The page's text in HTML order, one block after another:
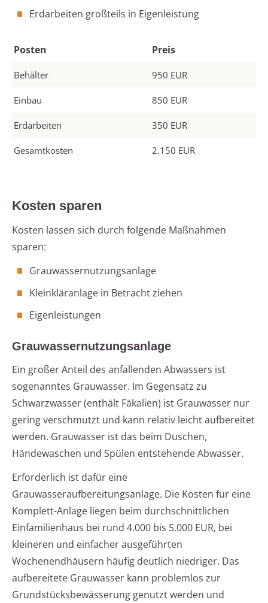
Erdarbeiten großteils in Eigenleistung
Posten Preis
Behälter 950 EUR
Einbau 850 EUR
Erdarbeiten 350 EUR
Gesamtkosten 2.150 EUR
Kosten sparen
Kosten lassen sich durch folgende Maßnahmen
sparen:
Grauwassernutzungsanlage
Kleinkläranlage in Betracht ziehen
Eigenleistungen
Grauwassernutzungsanlage
Ein großer Anteil des anfallenden Abwassers ist
sogenanntes Grauwasser. Im Gegensatz zu
Schwarzwasser (enthält Fäkalien) ist Grauwasser nur
gering verschmutzt und kann relativ leicht aufbereitet
werden. Grauwasser ist das beim Duschen,
Händewaschen und Spülen entstehende Abwasser.
Erforderlich ist dafür eine
Grauwasseraufbereitungsanlage. Die Kosten für eine
Komplett-Anlage liegen beim durchschnittlichen
Einfamilienhaus bei rund 4.000 bis 5.000 EUR, bei
kleineren und einfacher ausgeführten
Wochenendhäusern häufig deutlich niedriger. Das
aufbereitete Grauwasser kann problemlos zur
Grundstücksbewässerung genutzt werden und